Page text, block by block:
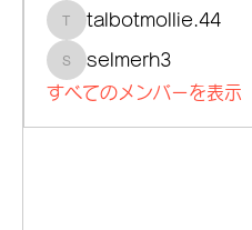
talbotmollie.44
talbotmollie.44
selmerh3
selmerh3
すべてのメンバーを表示